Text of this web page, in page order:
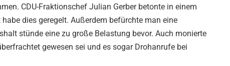
CDU-Fraktionschef Julian Gerber betonte in einem
dies geregelt. Außerdem befürchte man eine
stünde eine zu große Belastung bevor. Auch monierte
gewesen sei und es sogar Drohanrufe bei